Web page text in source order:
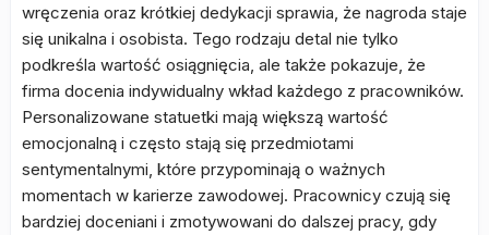
wręczenia oraz krótkiej dedykacji sprawia, że nagroda staje
się unikalna i osobista. Tego rodzaju detal nie tylko
podkreśla wartość osiągnięcia, ale także pokazuje, że
firma docenia indywidualny wkład każdego z pracowników.
Personalizowane statuetki mają większą wartość
emocjonalną i często stają się przedmiotami
sentymentalnymi, które przypominają o ważnych
momentach w karierze zawodowej. Pracownicy czują się
bardziej doceniani i zmotywowani do dalszej pracy, gdy